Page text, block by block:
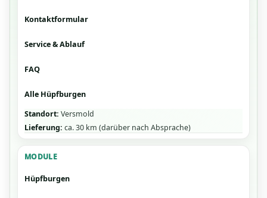
Kontaktformular
Service & Ablauf
FAQ
Alle Hüpfburgen
Standort: Versmold
Lieferung: ca. 30 km (darüber nach Absprache)
MODULE
Hüpfburgen